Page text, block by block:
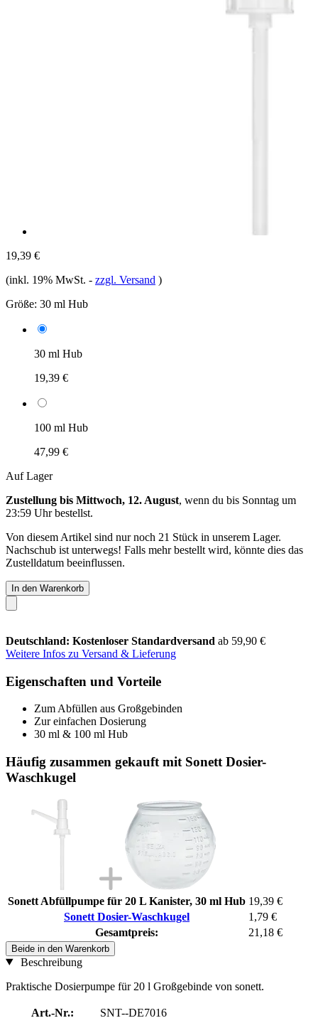
19,39 €
(inkl. 19% MwSt. - zzgl. Versand )
Größe: 30 ml Hub
30 ml Hub
19,39 €
100 ml Hub
47,99 €
Auf Lager
Zustellung bis Mittwoch, 12. August, wenn du bis Sonntag um
23:59 Uhrbestellst.
Von diesem Artikel sind nur noch 21 Stück in unserem Lager.
Nachschub ist unterwegs! Falls mehr bestellt wird, könnte dies das
Zustelldatum beeinflussen.
In den Warenkorb
Deutschland: Kostenloser Standardversand ab 59,90 €
Weitere Infos zu Versand & Lieferung
Eigenschaften und Vorteile
Zum Abfüllen aus Großgebinden
Zur einfachen Dosierung
30 ml & 100 ml Hub
Häufig zusammen gekauft mit Sonett Dosier-
Waschkugel
Sonett Abfüllpumpe für 20 L Kanister, 30 ml Hub 19,39 €
Sonett Dosier-Waschkugel
1,79 €
Gesamtpreis:
21,18 €
Beide in den Warenkorb
Beschreibung
Praktische Dosierpumpe für 20 l Großgebinde von sonett.
Art.-Nr.:
SNT--DE7016